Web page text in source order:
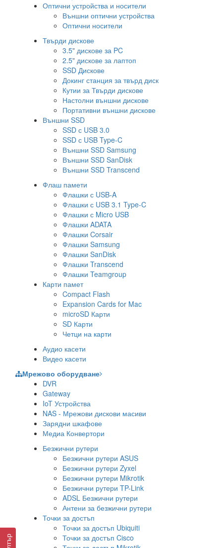
Оптични устройства и носители
Външни оптични устройства
Оптични носители
Твърди дискове
3.5" дискове за PC
2.5" дискове за лаптоп
SSD Дискове
Докинг станция за твърд диск
Кутии за Твърди дискове
Настолни външни дискове
Портативни външни дискове
Външни SSD
SSD с USB 3.0
SSD с USB Type-C
Външни SSD Samsung
Външни SSD SanDisk
Външни SSD Transcend
Флаш памети
Флашки с USB-A
Флашки с USB 3.1 Type-C
Флашки с Micro USB
Флашки ADATA
Флашки Corsair
Флашки Samsung
Флашки SanDisk
Флашки Transcend
Флашки Teamgroup
Карти памет
Compact Flash
Expansion Cards for Mac
microSD Карти
SD Карти
Четци на карти
Аудио касети
Видео касети
Мрежово оборудване
DVR
Gateway
IoT Устройства
NAS - Мрежови дискови масиви
Зарядни шкафове
Медиа Конвертори
Безжични рутери
Безжични рутери ASUS
Безжични рутери Zyxel
Безжични рутери Mikrotik
Безжични рутери TP-Link
ADSL Безжични рутери
Антени за безжични рутери
Точки за достъп
Точки за достъп Ubiquiti
Точки за достъп Cisco